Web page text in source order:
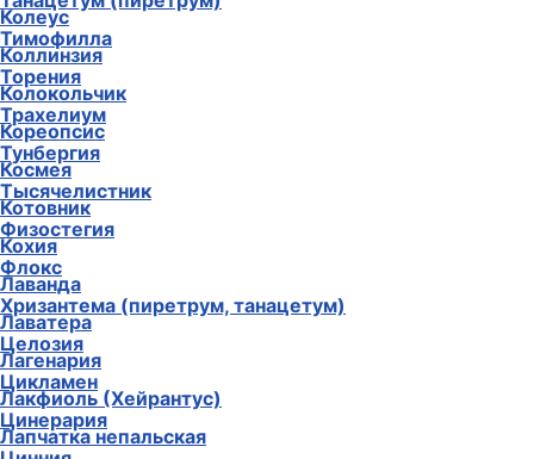
Тимофилла
Торения
Трахелиум
Тунбергия
Тысячелистник
Физостегия
Флокс
Хризантема (пиретрум, танацетум)
Целозия
Цикламен
Цинерария
Колеус
Коллинзия
Колокольчик
Кореопсис
Космея
Котовник
Кохия
Лаванда
Лаватера
Лагенария
Лакфиоль (Хейрантус)
Лапчатка непальская